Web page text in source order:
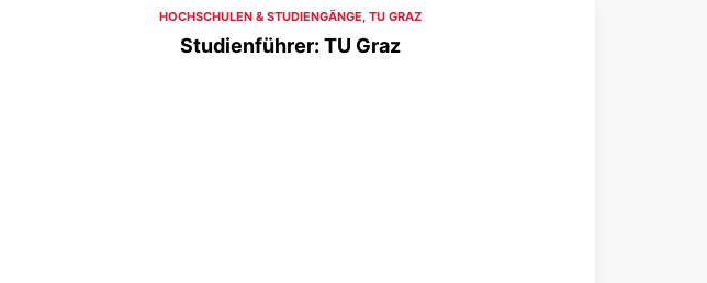
HOCHSCHULEN & STUDIENGÄNGE, TU GRAZ
Studienführer: TU Graz